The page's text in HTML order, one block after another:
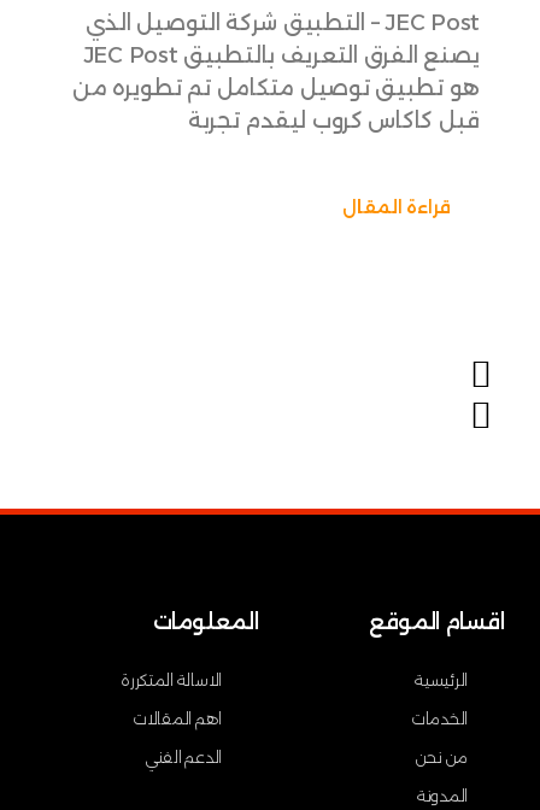
JEC Post – التطبيق شركة التوصيل الذي
يصنع الفرق التعريف بالتطبيق JEC Post
هو تطبيق توصيل متكامل تم تطويره من
قبل كاكاس كروب ليقدم تجربة
قراءة المقال
اقسام الموقع
الرئيسية
الخدمات
من نحن
المدونة
المعلومات
الاسالة المتكررة
اهم المقالات
الدعم الفني